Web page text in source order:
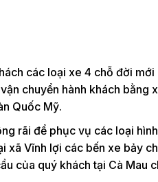
các loại xe 4 chỗ đời
chuyển hành khách bằng
Quốc Mỹ.
rãi để phục vụ các loại
xã Vĩnh lợi các bến xe bảy
của quý khách tại Cà Mau